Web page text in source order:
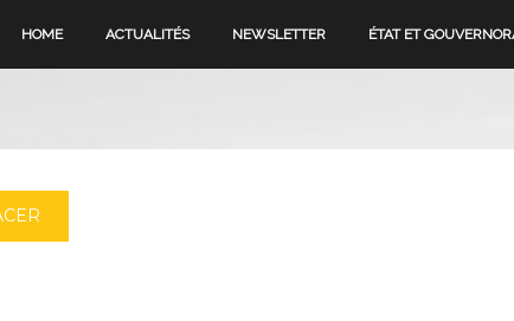
HOME ACTUALITÉS NEWSLETTER ÉTAT ET